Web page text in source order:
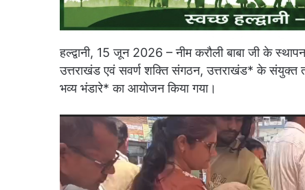
हल्द्वानी, 15 जून 2026 – नीम करौली बाबा जी के
उत्तराखंड एवं सवर्ण शक्ति संगठन, उत्तराखंड* के संयुक्त
भव्य भंडारे* का आयोजन किया गया।
Player